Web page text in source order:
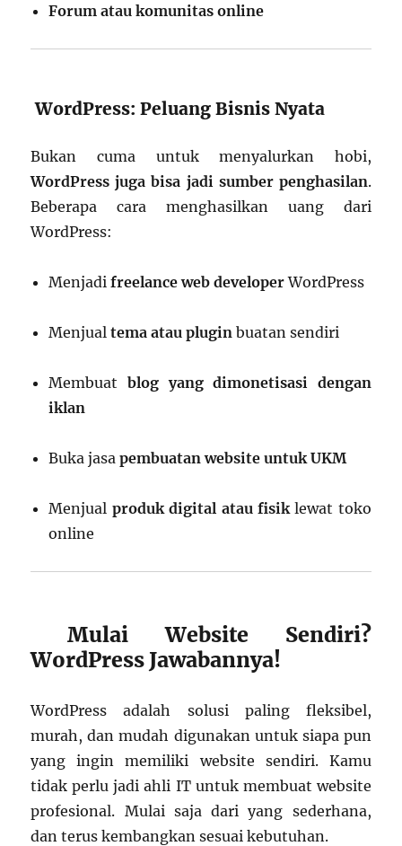
Forum atau komunitas online
WordPress: Peluang Bisnis Nyata
Bukan cuma untuk menyalurkan hobi,
WordPress juga bisa jadi sumber penghasilan.
Beberapa cara menghasilkan uang dari
WordPress:
Menjadifreelance web developerWordPress
Menjualtema atau plugin buatan sendiri
Membuat blog yang dimonetisasi dengan
iklan
Buka jasapembuatan website untuk UKM
Menjual produk digital atau fisiklewat toko
online
Mulai Website Sendiri?
WordPress Jawabannya!
WordPress adalah solusi paling fleksibel,
murah, dan mudah digunakan untuk siapa pun
yang ingin memiliki website sendiri. Kamu
tidak perlu jadi ahli IT untuk membuat website
profesional. Mulai saja dari yang sederhana,
dan terus kembangkan sesuai kebutuhan.